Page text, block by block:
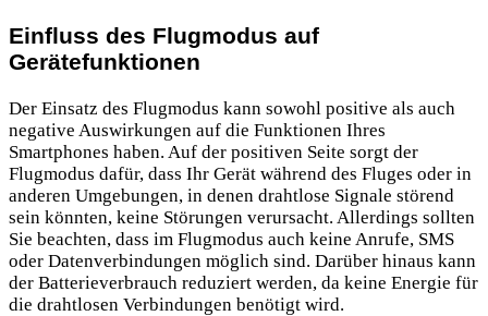
Einfluss des Flugmodus auf
Gerätefunktionen
Der Einsatz des Flugmodus kann sowohl positive als auch
negative Auswirkungen auf die Funktionen Ihres
Smartphones haben. Auf der positiven Seite sorgt der
Flugmodus dafür, dass Ihr Gerät während des Fluges oder in
anderen Umgebungen, in denen drahtlose Signale störend
sein könnten, keine Störungen verursacht. Allerdings sollten
Sie beachten, dass im Flugmodus auch keine Anrufe, SMS
oder Datenverbindungen möglich sind. Darüber hinaus kann
der Batterieverbrauch reduziert werden, da keine Energie für
die drahtlosen Verbindungen benötigt wird.